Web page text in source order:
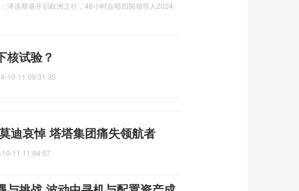
泽连斯基开启欧洲之行，48小时会晤四国领导人 2024-
核试验？
10-11 09:31:35
迪哀悼 塔塔集团痛失领航者
11 11:04:07